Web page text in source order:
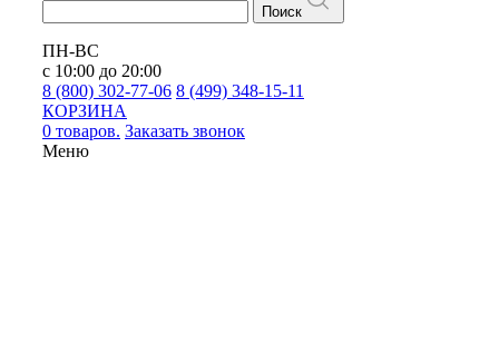
Поиск
ПН-ВС
с 10:00 до 20:00
8 (800) 302-77-06 8 (499) 348-15-11
КОРЗИНА
0 товаров. Заказать звонок
Меню